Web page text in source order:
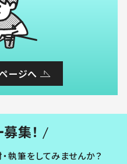
ージへ
集！
執筆をしてみませんか？